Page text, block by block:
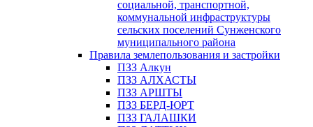
социальной, транспортной,
коммунальной инфраструктуры
сельских поселений Сунженского
муниципального района
Правила землепользования и застройки
ПЗЗ Алкун
ПЗЗ АЛХАСТЫ
ПЗЗ АРШТЫ
ПЗЗ БЕРД-ЮРТ
ПЗЗ ГАЛАШКИ